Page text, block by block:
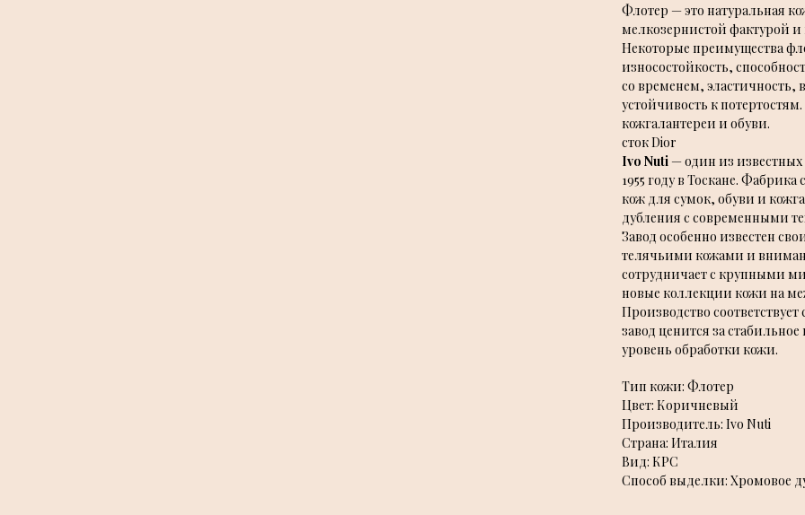
Флотер — это натуральная
мелкозернистой фактурой и
Некоторые преимущества
износостойкость,
со временем, эластичность,
устойчивость к
кожгалантереи и обуви.
сток Dior
Ivo Nuti— один из
1955 году в Тоскане.
кож для сумок, обуви и
дубления с современными
Завод особенно известен
телячьими кожами и
сотрудничает с крупными
новые коллекции кожи на
Производство
завод ценится за
уровень обработки кожи.
Тип кожи: Флотер
Цвет: Коричневый
Производитель: Ivo Nuti
Страна: Италия
Вид: КРС
Способ выделки: Хромовое